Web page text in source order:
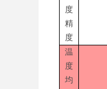
度
精
度
温
度
均